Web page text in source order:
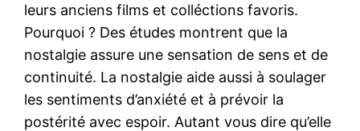
leurs anciens films et colléctions favoris.
Pourquoi ? Des études montrent que la
nostalgie assure une sensation de sens et de
continuité. La nostalgie aide aussi à soulager
les sentiments d’anxiété et à prévoir la
postérité avec espoir. Autant vous dire qu’elle